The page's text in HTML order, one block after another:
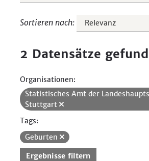
Sortieren nach
2 Datensätze
Organisationen:
Statistisches Amt der
Stuttgart
Tags:
Geburten
Ergebnisse filtern